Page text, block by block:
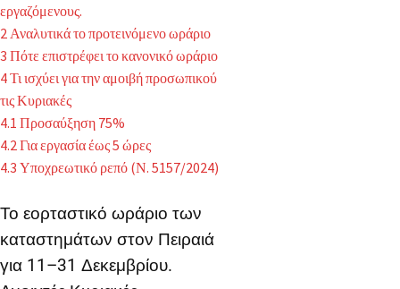
εργαζόμενους.
2 Αναλυτικά το προτεινόμενο ωράριο
3 Πότε επιστρέφει το κανονικό ωράριο
4Τι ισχύει για την αμοιβή προσωπικού
τις Κυριακές
4.1 Προσαύξηση 75%
4.2 Για εργασία έως 5 ώρες
4.3 Υποχρεωτικό ρεπό (Ν. 5157/2024)
Το εορταστικό ωράριο των
καταστημάτων στον Πειραιά
για 11–31 Δεκεμβρίου.